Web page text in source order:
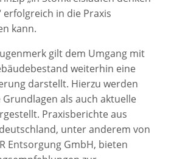
erfolgreich in die Praxis
kann.
gilt dem Umgang mit
weiterhin eine
darstellt. Hierzu werden
als auch aktuelle
Praxisberichte aus
unter anderem von
Entsorgung GmbH, bieten